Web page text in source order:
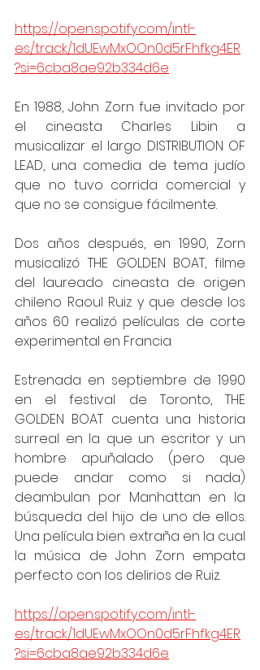
https://open.spotify.com/intl-
es/track/1dUEwMxOOn0d5rFhfkg4ER
?si=6cba8ae92b334d6e
En 1988, John Zorn fue invitado por
el cineasta Charles Libin a
musicalizar el largo DISTRIBUTION OF
LEAD, una comedia de tema judío
que no tuvo corrida comercial y
que no se consigue fácilmente.
Dos años después, en 1990, Zorn
musicalizó THE GOLDEN BOAT, filme
del laureado cineasta de origen
chileno Raoul Ruiz y que desde los
años 60 realizó películas de corte
experimental en Francia.
Estrenada en septiembre de 1990
en el festival de Toronto, THE
GOLDEN BOAT cuenta una historia
surreal en la que un escritor y un
hombre apuñalado (pero que
puede andar como si nada)
deambulan por Manhattan en la
búsqueda del hijo de uno de ellos.
Una película bien extraña en la cual
la música de John Zorn empata
perfecto con los delirios de Ruiz.
https://open.spotify.com/intl-
es/track/1dUEwMxOOn0d5rFhfkg4ER
?si=6cba8ae92b334d6e